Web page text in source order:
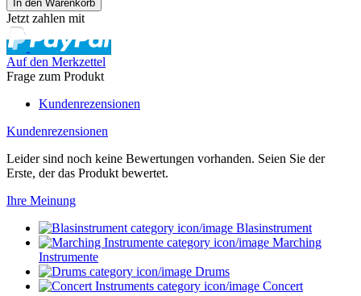
Jetzt zahlen mit
Auf den Merkzettel
Frage zum Produkt
Kundenrezensionen
Kundenrezensionen
Leider sind noch keine Bewertungen vorhanden. Seien Sie der
Erste, der das Produkt bewertet.
Ihre Meinung
Blasinstrument
Marching
Instrumente
Drums
Concert